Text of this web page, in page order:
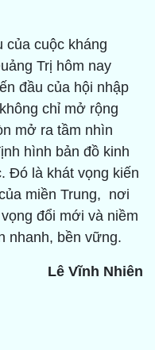
của cuộc kháng
Trị hôm nay
đầu của hội nhập
chỉ mở rộng
mở ra tầm nhìn
hình bản đồ kinh
Đó là khát vọng kiến
miền Trung, nơi
đổi mới và niềm
nhanh, bền vững.
Lê Vĩnh Nhiên